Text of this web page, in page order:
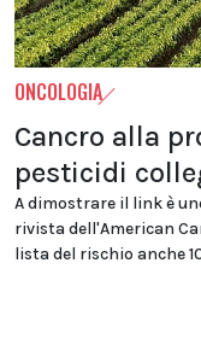
ONCOLOGIA
Cancro alla
pesticidi
A dimostrare il link è
rivista dell'American
lista del rischio anche